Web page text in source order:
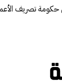
حكومة تصريف